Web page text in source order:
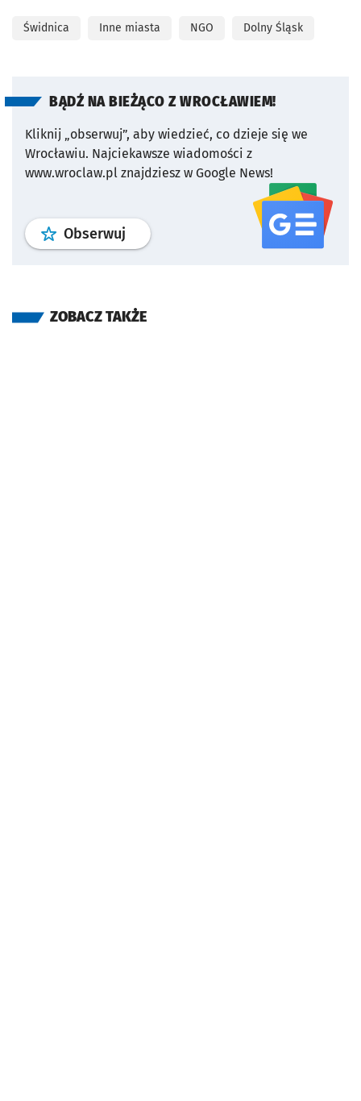
Świdnica Inne miasta NGO Dolny Śląsk
BĄDŹ NA BIEŻĄCO Z WROCŁAWIEM!
Kliknij „obserwuj”, aby wiedzieć, co dzieje się we
Wrocławiu. Najciekawsze wiadomości z
www.wroclaw.pl znajdziesz w Google News!
Obserwuj profil serwisu
ZOBACZ TAKŻE